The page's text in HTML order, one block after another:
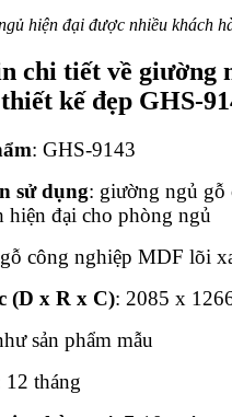
hiện đại được nhiều khách
chi tiết về giường
kế đẹp GHS-
: GHS-9143
sử dụng: giường ngủ gỗ
hiện đại cho phòng ngủ
công nghiệp MDF lõi
(D x R x C): 2085 x
sản phẩm mẫu
12 tháng